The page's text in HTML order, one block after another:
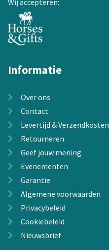
Informatie
Over ons
Contact
Levertijd & Verzendkosten
Retourneren
Geef jouw mening
Evenementen
Garantie
Algemene voorwaarden
Privacybeleid
Cookiebeleid
Nieuwsbrief